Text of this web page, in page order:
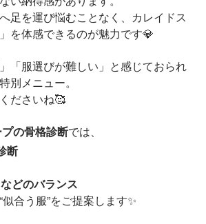
足を運び悩むことなく、カレイドス
を体感できるのが魅力です💎
「服選びが難しい」と感じておられ
別メニュー。
ださいね🥰
の骨格診断では、
断
どのバランス
合う服”をご提案します✨